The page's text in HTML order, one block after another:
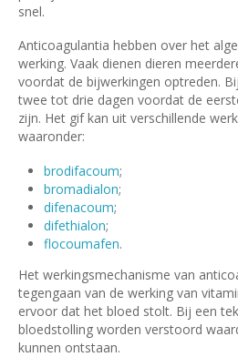
snel.
Anticoagulantia hebben over het
werking. Vaak dienen dieren
voordat de bijwerkingen optreden.
twee tot drie dagen voordat de
zijn. Het gif kan uit verschillende
waaronder:
brodifacoum;
bromadialon;
difenacoum;
difethialon;
flocoumafen.
Het werkingsmechanisme van
tegengaan van de werking van
ervoor dat het bloed stolt. Bij een
bloedstolling worden verstoord
kunnen ontstaan.